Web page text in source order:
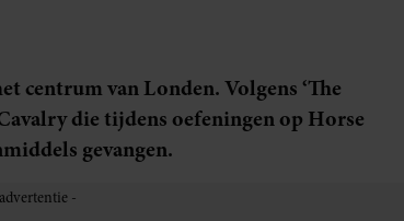
centrum van Londen. Volgens ‘The
die tijdens oefeningen op Horse
gevangen.